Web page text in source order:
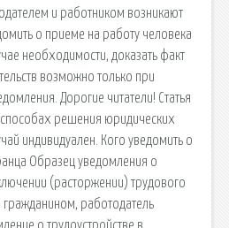
и работником возникают
о приеме на работу человека
необходимости, доказать факт
возможно только при
Дорогие читатели! Статья
решения юридических
индивидуален. Кого уведомить о
Образец уведомления о
(расторжении) трудового
работодатель
о трудоустройстве в